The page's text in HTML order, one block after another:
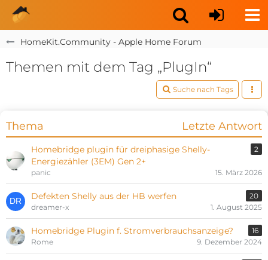
HomeKit.Community - Apple Home Forum
Themen mit dem Tag „PlugIn“
Suche nach Tags
Thema Letzte Antwort
Homebridge plugin für dreiphasige Shelly-
Energiezähler (3EM) Gen 2+
2
panic 15. März 2026
Defekten Shelly aus der HB werfen
20
dreamer-x
1. August 2025
Homebridge Plugin f. Stromverbrauchsanzeige?
16
Rome
9. Dezember 2024